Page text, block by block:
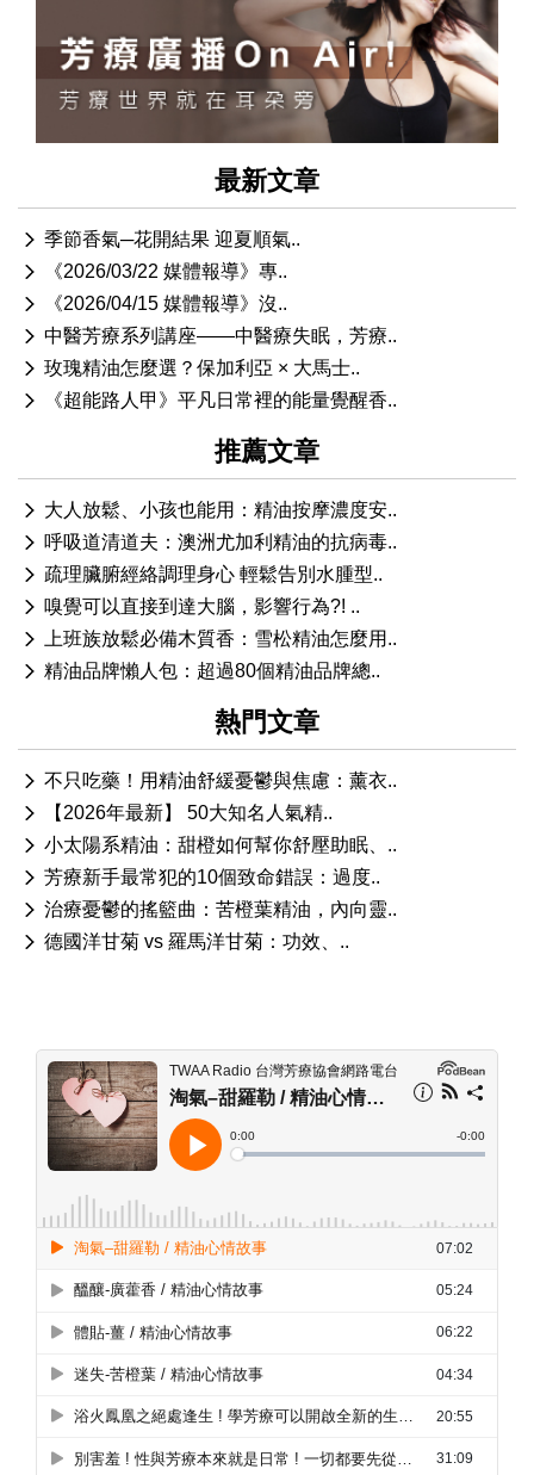
最新文章
季節香氣─花開結果 迎夏順氣..
《2026/03/22 媒體報導》專..
《2026/04/15 媒體報導》沒..
中醫芳療系列講座——中醫療失眠，芳療..
玫瑰精油怎麼選？保加利亞 × 大馬士..
《超能路人甲》平凡日常裡的能量覺醒香..
推薦文章
大人放鬆、小孩也能用：精油按摩濃度安..
呼吸道清道夫：澳洲尤加利精油的抗病毒..
疏理臟腑經絡調理身心 輕鬆告別水腫型..
嗅覺可以直接到達大腦，影響行為?! ..
上班族放鬆必備木質香：雪松精油怎麼用..
精油品牌懶人包：超過80個精油品牌總..
熱門文章
不只吃藥！用精油舒緩憂鬱與焦慮：薰衣..
【2026年最新】 50大知名人氣精..
小太陽系精油：甜橙如何幫你舒壓助眠、..
芳療新手最常犯的10個致命錯誤：過度..
治療憂鬱的搖籃曲：苦橙葉精油，內向靈..
德國洋甘菊 vs 羅馬洋甘菊：功效、..